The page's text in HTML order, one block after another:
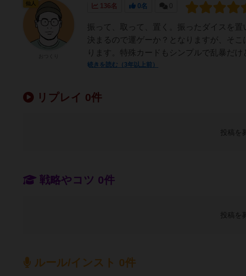
136名 0名 0
振って、取って、置く。振ったダイスを
決まるので運ゲーか？となりますが、そ
ります。特殊カードもシンプルで乱暴だ
続きを読む（3年以上前）
仙人
リプレイ 0件
投稿を
戦略やコツ 0件
投稿を
ルール/インスト 0件